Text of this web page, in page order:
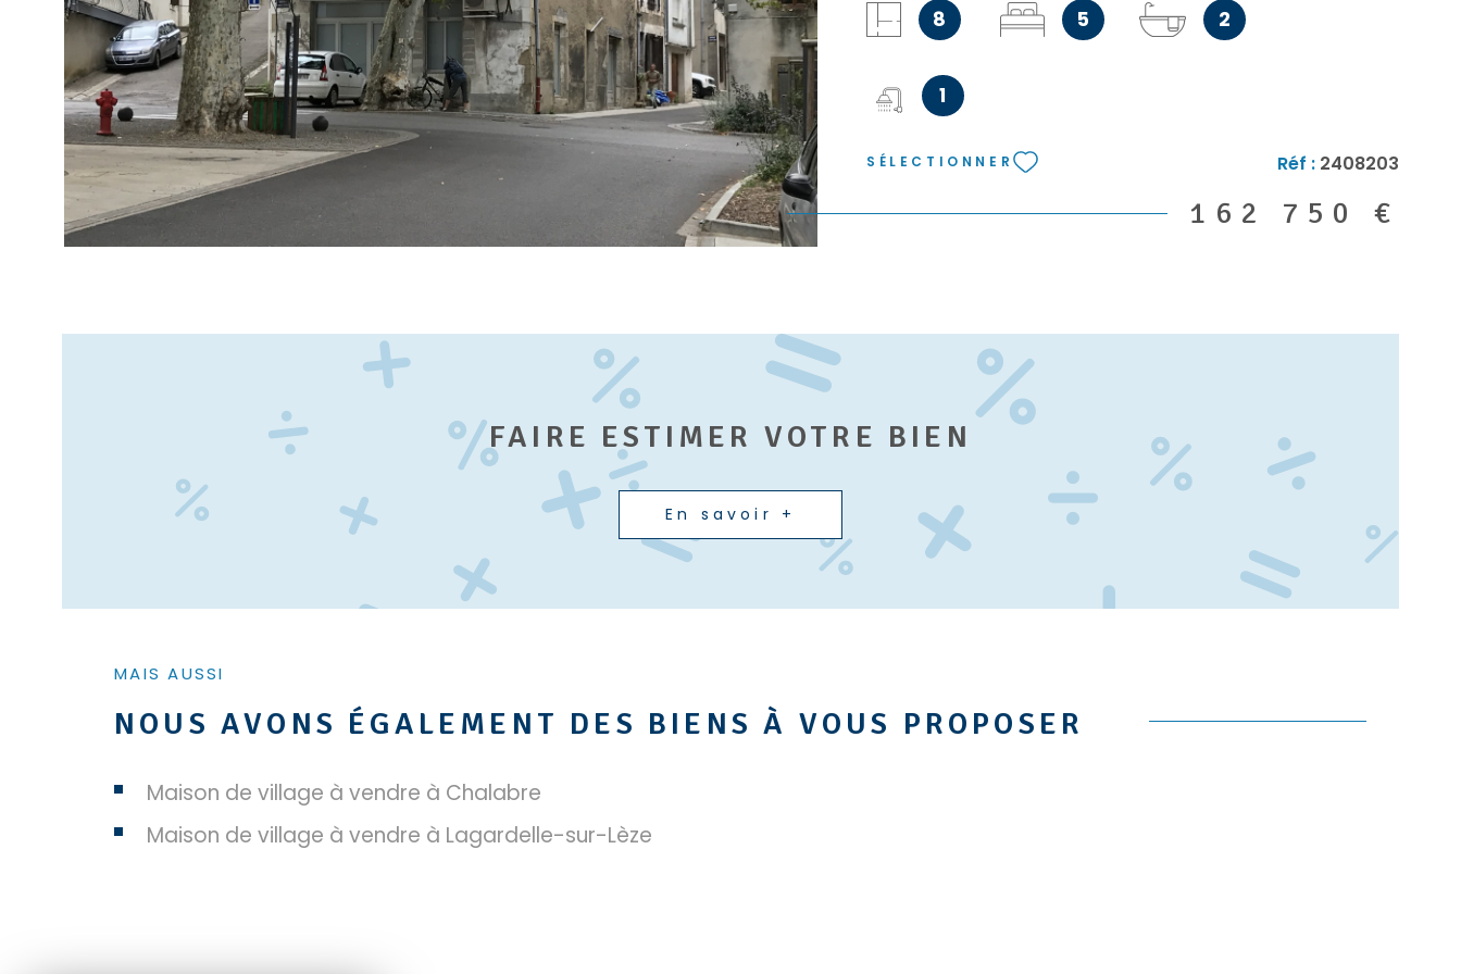
par des locaux professionnels de 109 m², parfaitement
entretenus et adaptés à une activité de kinésithérapie. Ils
comprennent : Un espace d'accueil et d'attente. Une salle
d'archives. Une salle de bains équipée avec douche, WC, et
lavabo. 1er et 2ème étages : Deux appartements spacieux de
100 m² chacun, à rénover selon vos envies. Ces espaces
offrent un potentiel remarquable pour des projets de location
ou d'habitation. Ne manquez pas cette exclusivité OXXIMMO ,
une rare opportunité d'investissement au cœur de Chalabre.
8 5 2
1
SÉLECTIONNER Réf : 2408203
162 750 €
VOIR LE BIEN
FAIRE ESTIMER VOTRE BIEN
En savoir +
MAIS AUSSI
NOUS AVONS ÉGALEMENT DES BIENS À VOUS PROPOSER
Maison de village à vendre à Chalabre
Maison de village à vendre à Lagardelle-sur-Lèze